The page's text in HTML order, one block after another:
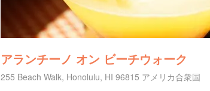
アランチーノ オン ビーチウォーク
255 Beach Walk, Honolulu, HI 96815 アメリカ合衆国